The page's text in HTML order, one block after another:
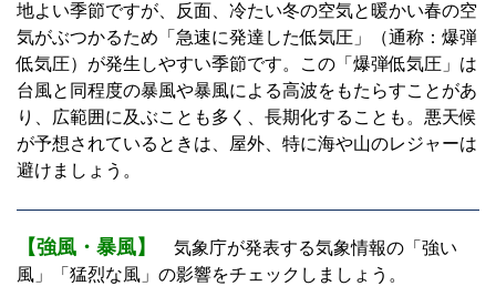
地よい季節ですが、反面、冷たい冬の空気と暖かい春の空
気がぶつかるため「急速に発達した低気圧」（通称：爆弾
低気圧）が発生しやすい季節です。この「爆弾低気圧」は
台風と同程度の暴風や暴風による高波をもたらすことがあ
り、広範囲に及ぶことも多く、長期化することも。悪天候
が予想されているときは、屋外、特に海や山のレジャーは
避けましょう。
【強風・暴風】
気象庁が発表する気象情報の「強い
風」「猛烈な風」の影響をチェックしましょう。